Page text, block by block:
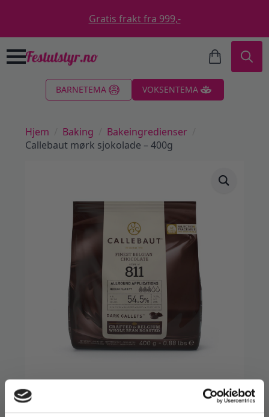
Gratis frakt fra 999,-
BARNETEMA VOKSENTEMA
Hjem Baking
Bakeingredienser
Callebaut mørk sjokolade – 400g
Callebaut mørk